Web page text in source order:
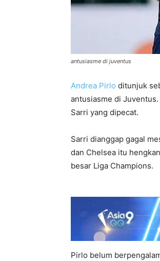
antusiasme di juventus
Andrea Pirlo ditunjuk
antusiasme di
Sarri yang dipecat.
Sarri dianggap gagal
dan Chelsea itu
besar Liga Champions.
Pirlo belum